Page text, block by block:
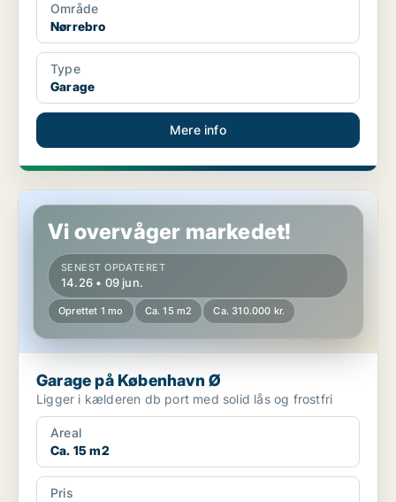
Område
Nørrebro
Type
Garage
Mere info
Garage på København Ø
Vi overvåger markedet!
SENEST OPDATERET
14.26 • 09 jun.
Oprettet 1 mo Ca. 15 m2 Ca. 310.000 kr.
Garage på København Ø
Ligger i kælderen db port med solid lås og frostfri
Areal
Ca. 15 m2
Pris